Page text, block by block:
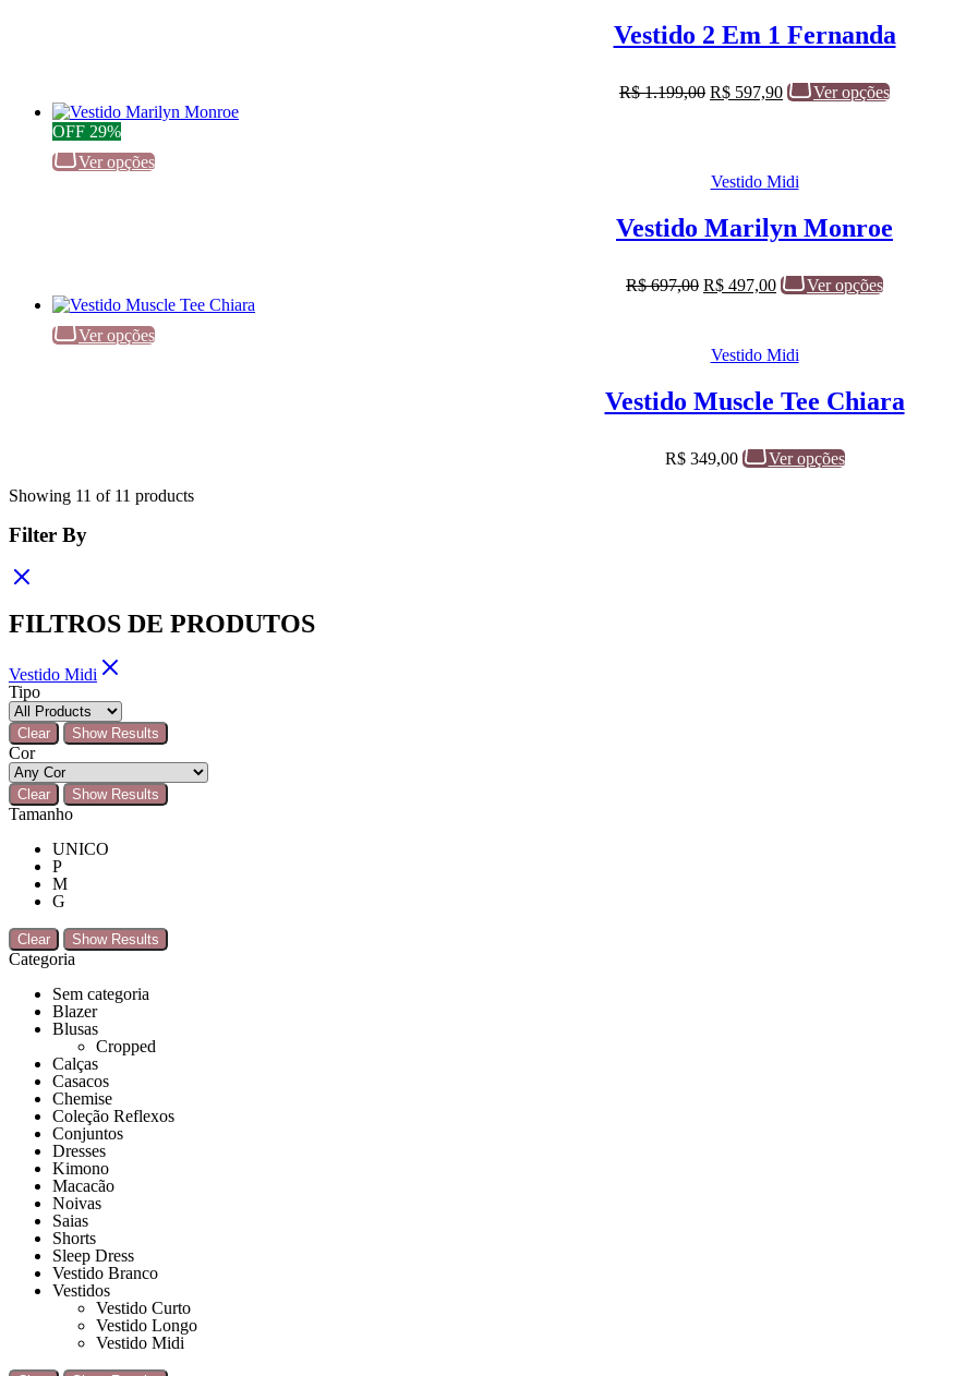
Vestido 2 Em 1 Fernanda
R$1.199,00 R$ 597,90 Ver opções
OFF 29%
Ver opções
Vestido Midi
Vestido Marilyn Monroe
R$697,00 R$ 497,00 Ver opções
Ver opções
Vestido Midi
Vestido Muscle Tee Chiara
R$349,00
Ver opções
Showing 11 of 11 products
Filter By
FILTROS DE PRODUTOS
Vestido Midi
Tipo
Clear Show Results
Cor
Clear Show Results
Tamanho
UNICO
P
M
G
Clear Show Results
Categoria
Sem categoria
Blazer
Blusas
Cropped
Calças
Casacos
Chemise
Coleção Reflexos
Conjuntos
Dresses
Kimono
Macacão
Noivas
Saias
Shorts
Sleep Dress
Vestido Branco
Vestidos
Vestido Curto
Vestido Longo
Vestido Midi